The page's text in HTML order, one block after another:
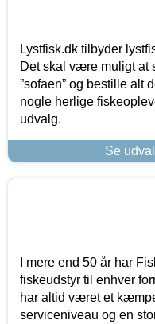
Lystfisk.dk tilbyder
Det skal være muligt at
”sofaen” og bestille alt
nogle herlige
udvalg.
Se
I mere end 50 år har
fiskeudstyr til enhver
har altid været et
serviceniveau og en